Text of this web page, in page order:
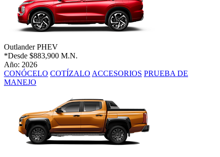
Outlander PHEV
*Desde $883,900 M.N.
Año: 2026
CONÓCELO COTÍZALO ACCESORIOS PRUEBA DE
MANEJO